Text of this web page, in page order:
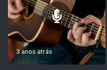
3 anos atrás